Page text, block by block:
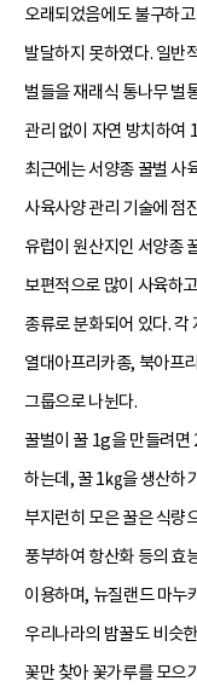
오래되었음에도 불구하
발달하지 못하였다. 일반
벌들을 재래식 통나무 벌
관리 없이 자연 방치하여
최근에는 서양종 꿀벌 사
사육사양 관리 기술에 점
유럽이 원산지인 서양종
보편적으로 많이 사육하
종류로 분화되어 있다.
열대아프리카종, 북아프
그룹으로 나뉜다.
꿀벌이 꿀 1g을 만들려
하는데, 꿀 1㎏을 생산하
부지런히 모은 꿀은 식량
풍부하여 항산화 등의 효
이용하며, 뉴질랜드 마누
우리나라의 밤꿀도 비슷
꽃만 찾아 꽃가루를 모으